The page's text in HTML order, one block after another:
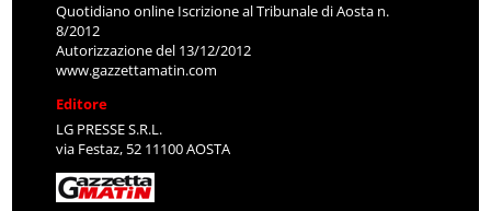
Quotidiano online Iscrizione al Tribunale di Aosta n.
8/2012
Autorizzazione del 13/12/2012
www.gazzettamatin.com
Editore
LG PRESSE S.R.L.
via Festaz, 52 11100 AOSTA